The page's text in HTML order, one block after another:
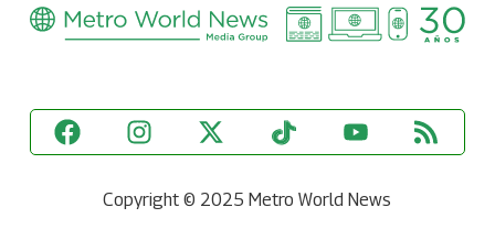
Copyright © 2025 Metro World News